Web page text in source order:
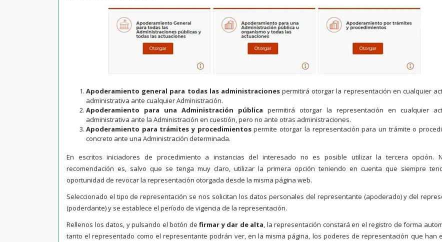
Apoderamiento general para todas las administracionespermitirá otorgar la representación en cualquier
administrativa ante cualquier Administración.
Apoderamiento para una Administración pública permitirá otorgar la representación en cualquier
administrativa ante la Administración en cuestión, pero no ante otras administraciones.
Apoderamiento para trámites y procedimientospermite otorgar la representación para un trámite o
concreto ante una Administración determinada.
En escritos iniciadores de procedimiento a instancias del interesado no es posible utilizar la tercera opción.
recomendación es, salvo que se tenga muy claro, utilizar la primera opción teniendo en cuenta que siempre
oportunidad de revocar la representación otorgada desde la misma página web.
Seleccionado el tipo de representación se nos solicitan los datos personales del representante (apoderado) y del
(poderdante) y se establece el período de vigencia de la representación.
Rellenos los datos, y pulsando el botón de firmar y dar de alta, la representación constará en el registro de forma
tanto el representado como el representante podrán ver, en la misma página, los poderes de representación que han